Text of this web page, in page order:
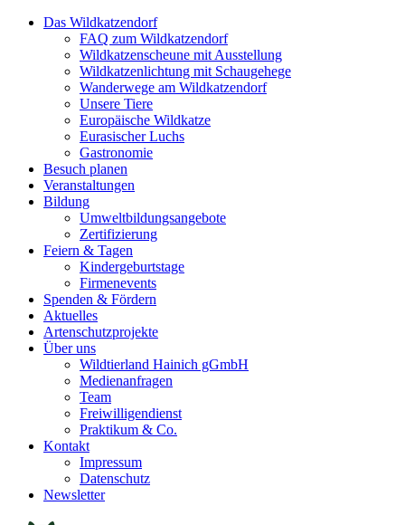
Das Wildkatzendorf
FAQ zum Wildkatzendorf
Wildkatzenscheune mit Ausstellung
Wildkatzenlichtung mit Schaugehege
Wanderwege am Wildkatzendorf
Unsere Tiere
Europäische Wildkatze
Eurasischer Luchs
Gastronomie
Besuch planen
Veranstaltungen
Bildung
Umweltbildungsangebote
Zertifizierung
Feiern & Tagen
Kindergeburtstage
Firmenevents
Spenden & Fördern
Aktuelles
Artenschutzprojekte
Über uns
Wildtierland Hainich gGmbH
Medienanfragen
Team
Freiwilligendienst
Praktikum & Co.
Kontakt
Impressum
Datenschutz
Newsletter